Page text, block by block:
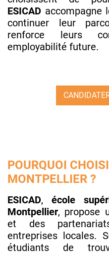
ESICAD accompagne
continuer leur
renforce leurs
employabilité future.
POURQUOI
MONTPELLIER ?
ESICAD,école
Montpellier, propose
et des
entreprises locales.
étudiants de